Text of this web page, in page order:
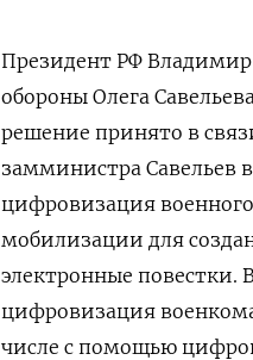
Президент РФ
обороны Олега
решение принято в
замминистра Савельев
цифровизация
мобилизации для
электронные повестки.
цифровизация
числе с помощью